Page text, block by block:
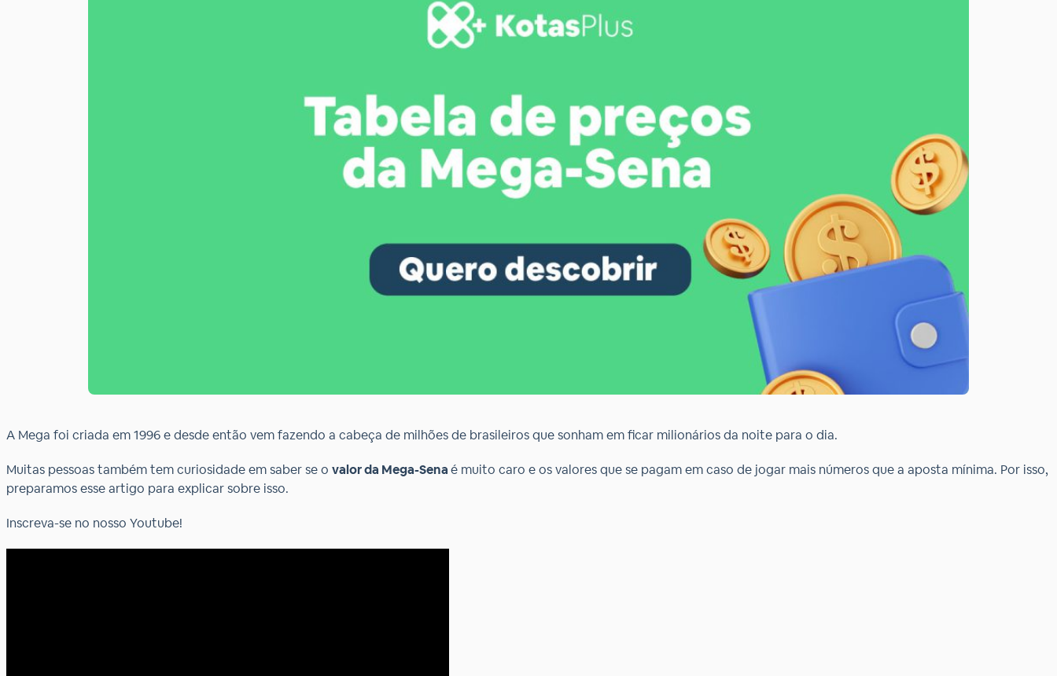
A Mega foi criada em 1996 e desde então vem fazendo a cabeça de milhões de brasileiros que sonham em ficar milionários da noite para o dia.
Muitas pessoas também tem curiosidade em saber se o valor da Mega-Senaé muito caro e os valores que se pagam em caso de jogar mais números que a aposta mínima. Por isso,
preparamos esse artigo para explicar sobre isso.
Inscreva-se no nosso Youtube!